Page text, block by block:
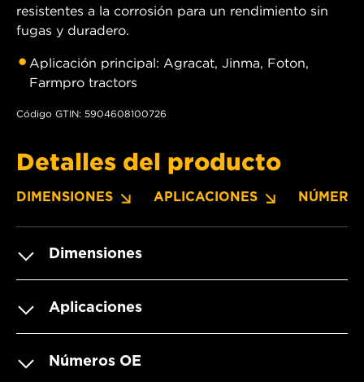
resistentes a la corrosión para un rendimiento sin
fugas y duradero.
Aplicación principal: Agracat, Jinma, Foton,
Farmpro tractors
Código GTIN: 5904608100726
Detalles del producto
DIMENSIONES APLICACIONES
Dimensiones
Aplicaciones
Números OE